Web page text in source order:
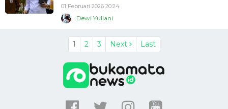
01 Februari 2026 20:24
Dewi Yuliani
1 2 3 Next Last